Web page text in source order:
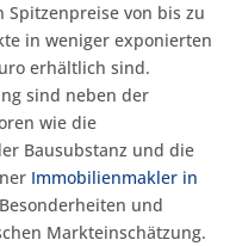
Spitzenpreise von bis zu
in weniger exponierten
erhältlich sind.
sind neben der
wie die
Bausubstanz und die
Immobilienmakler in
und
Markteinschätzung.